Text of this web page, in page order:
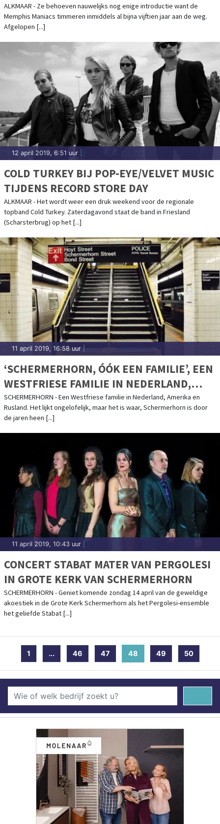
ALKMAAR - Ze behoeven nauwelijks nog enige introductie want de
Memphis Maniacs timmeren inmiddels al bijna vijftien jaar aan de weg.
Afgelopen [...]
12 april 2019, 6:51 uur
COLD TURKEY BIJ POP-EYE/VELVET MUSIC
TIJDENS RECORD STORE DAY
ALKMAAR - Het wordt weer een druk weekend voor de regionale
topband Cold Turkey. Zaterdagavond staat de band in Friesland
(Scharsterbrug) op het [...]
11 april 2019, 16:58 uur
‘SCHERMERHORN, ÓÓK EEN FAMILIE’, EEN
WESTFRIESE FAMILIE IN NEDERLAND,
AMERIKA EN RUSLAND
SCHERMERHORN - Een Westfriese familie in Nederland, Amerika en
Rusland. Het lijkt ongelofelijk, maar het is waar, Schermerhorn is door
de jaren heen [...]
11 april 2019, 10:43 uur
CONCERT STABAT MATER VAN PERGOLESI
IN GROTE KERK VAN SCHERMERHORN
SCHERMERHORN - Geniet komende zondag 14 april van de geweldige
akoestiek in de Grote Kerk Schermerhorn als het Pergolesi-ensemble
het geliefde Stabat [...]
1 ... 46 47 48 (current)
49 50